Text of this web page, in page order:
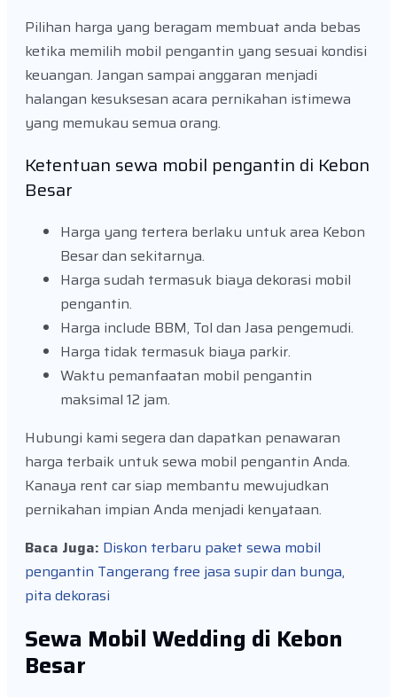
Pilihan harga yang beragam membuat anda bebas
ketika memilih mobil pengantin yang sesuai kondisi
keuangan. Jangan sampai anggaran menjadi
halangan kesuksesan acara pernikahan istimewa
yang memukau semua orang.
Ketentuan sewa mobil pengantin di Kebon
Besar
Harga yang tertera berlaku untuk area Kebon
Besar dan sekitarnya.
Harga sudah termasuk biaya dekorasi mobil
pengantin.
Harga include BBM, Tol dan Jasa pengemudi.
Harga tidak termasuk biaya parkir.
Waktu pemanfaatan mobil pengantin
maksimal 12 jam.
Hubungi kami segera dan dapatkan penawaran
harga terbaik untuk sewa mobil pengantin Anda.
Kanaya rent car siap membantu mewujudkan
pernikahan impian Anda menjadi kenyataan.
Baca Juga: Diskon terbaru paket sewa mobil
pengantin Tangerang free jasa supir dan bunga,
pita dekorasi
Sewa Mobil Wedding di Kebon
Besar